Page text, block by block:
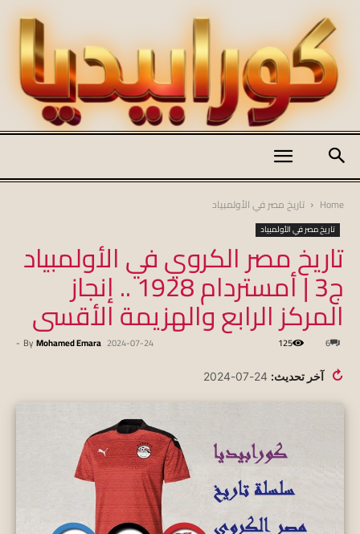
koraapedia
Home تاريخ مصر في الأولمبياد
تاريخ مصر في الأولمبياد
تاريخ مصر الكروي في الأولمبياد
ج3 | أمستردام 1928 .. إنجاز
المركز الرابع والهزيمة الأقسى
By Mohamed Emara
- 2024-07-24 6
125
↻ آخر تحديث: 24-07-2024